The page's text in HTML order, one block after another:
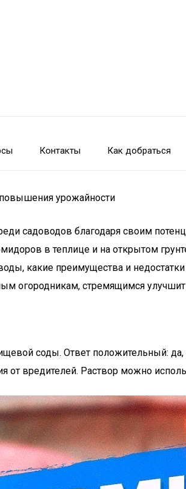
Контакты Как добраться
урожайности
садоводов благодаря своим
в теплице и на открытом
какие преимущества и
огородникам, стремящимся
соды. Ответ положительный:
от вредителей. Раствор можно